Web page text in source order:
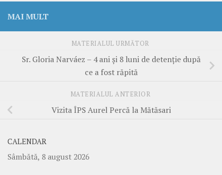
MAI MULT
MATERIALUL URMĂTOR
Sr. Gloria Narváez – 4 ani și 8 luni de detenție după
ce a fost răpită
MATERIALUL ANTERIOR
Vizita ÎPS Aurel Percă la Mătăsari
CALENDAR
Sâmbătă, 8 august 2026